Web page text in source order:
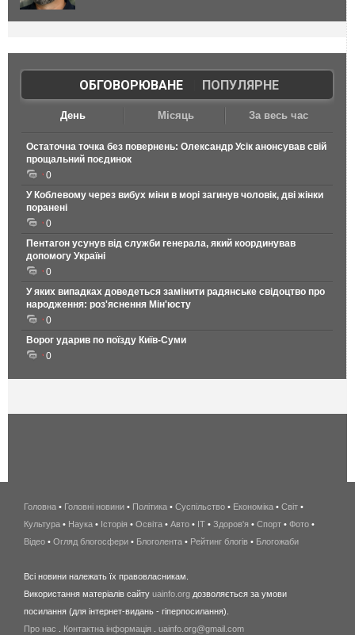
ОБГОВОРЮВАНЕ| ПОПУЛЯРНЕ
День Місяць За весь час
Остаточна точка без повернень: Олександр Усік анонсував свій
прощальний поєдинок
0
У Коблевому через вибух міни в морі загинув чоловік, дві жінки
поранені
0
Пентагон усунув від служби генерала, який координував
допомогу Україні
0
У яких випадках доведеться замінити радянське свідоцтво про
народження: роз'яснення Мін'юсту
0
Ворог ударив по поїзду Київ-Суми
0
беспроводной
интернет
киев
wimax
в
Головна • Головні новини • Політика • Суспільство • Економіка • Світ •
Культура • Наука • Історія • Освіта • Авто • IT • Здоров'я • Спорт • Фото •
Відео • Огляд блогосфери • Блоголента • Рейтинг блогів • Блогожаби
Всі новини належать їх правовласникам.
Використання матеріалів сайту uainfo.org дозволяється за умови
посилання (для інтернет-видань - гіперпосилання).
Про нас
Контактна інформація uainfo.org@gmail.com